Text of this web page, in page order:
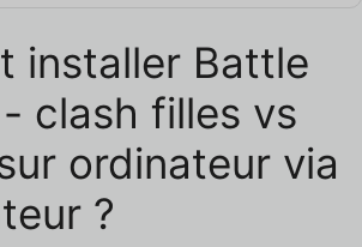
installer Battle
clash filles vs
ordinateur via
?